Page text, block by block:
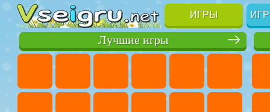
ИГРЫ
Лучшие игры